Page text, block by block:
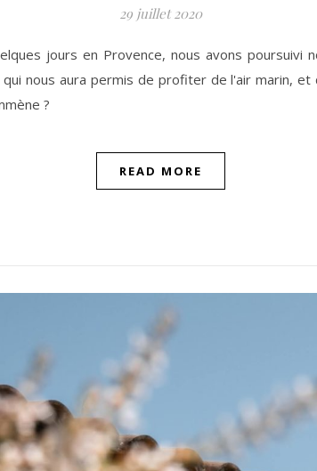
29 juillet 2020
jours en Provence, nous avons poursuivi
nous aura permis de profiter de l'air marin,
?
READ MORE